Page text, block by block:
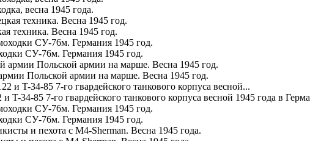
весна 1945 года.
техника. Весна 1945 год.
СУ-76м. Германия 1945 год.
Польской армии на марше. Весна 1945 год.
34-85 7-го гвардейского танкового корпуса весной 1945 года в
СУ-76м. Германия 1945 год.